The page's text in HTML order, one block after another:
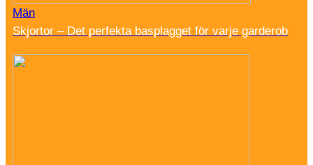
Män
Skjortor – Det perfekta basplagget för varje garderob